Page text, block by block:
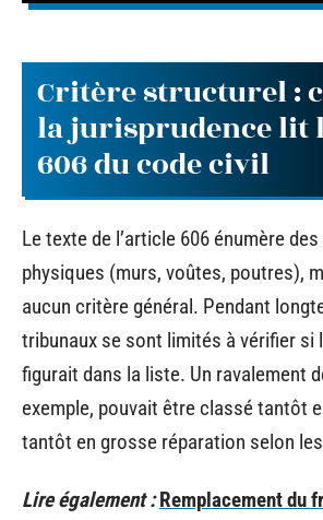
Critère structurel :
la jurisprudence lit
606 du code civil
Le texte de l’article 606 énumère
physiques (murs, voûtes, poutres),
aucun critère général. Pendant
tribunaux se sont limités à vérifier si
figurait dans la liste. Un ravalement
exemple, pouvait être classé tantôt
tantôt en grosse réparation selon
Lire également : Remplacement du